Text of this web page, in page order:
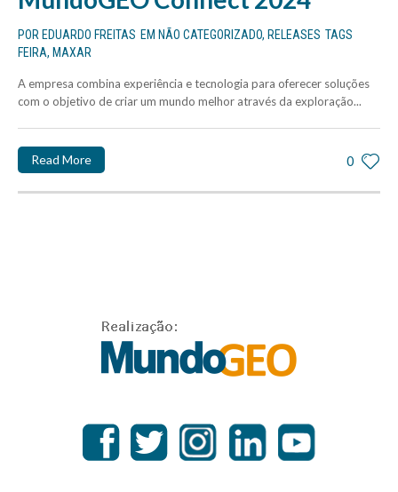
POR EDUARDO FREITAS EM NÃO CATEGORIZADO, RELEASES TAGS
FEIRA, MAXAR
A empresa combina experiência e tecnologia para oferecer soluções
com o objetivo de criar um mundo melhor através da exploração...
0
Read More